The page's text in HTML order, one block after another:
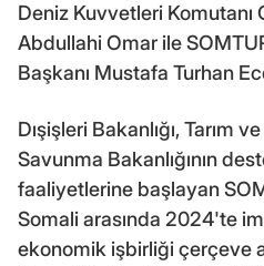
Deniz Kuvvetleri Komutanı
Abdullahi Omar ile
Başkanı Mustafa Turhan
Dışişleri Bakanlığı, Tarım
Savunma Bakanlığının
faaliyetlerine başlayan
Somali arasında 2024'te
ekonomik işbirliği çerçeve